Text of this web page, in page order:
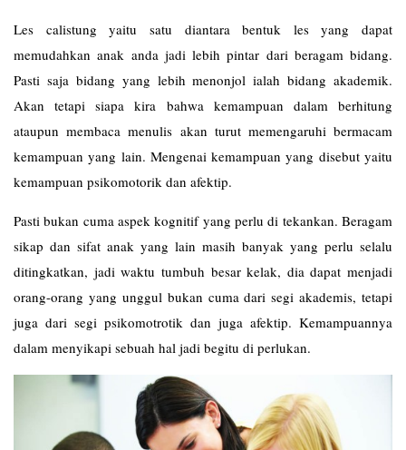
Les calistung yaitu satu diantara bentuk les yang dapat
memudahkan anak anda jadi lebih pintar dari beragam bidang.
Pasti saja bidang yang lebih menonjol ialah bidang akademik.
Akan tetapi siapa kira bahwa kemampuan dalam berhitung
ataupun membaca menulis akan turut memengaruhi bermacam
kemampuan yang lain. Mengenai kemampuan yang disebut yaitu
kemampuan psikomotorik dan afektip.
Pasti bukan cuma aspek kognitif yang perlu di tekankan. Beragam
sikap dan sifat anak yang lain masih banyak yang perlu selalu
ditingkatkan, jadi waktu tumbuh besar kelak, dia dapat menjadi
orang-orang yang unggul bukan cuma dari segi akademis, tetapi
juga dari segi psikomotrotik dan juga afektip. Kemampuannya
dalam menyikapi sebuah hal jadi begitu di perlukan.